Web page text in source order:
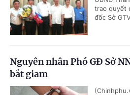
trao quyết
đốc Sở
Nguyên nhân Phó GĐ Sở
bắt giam